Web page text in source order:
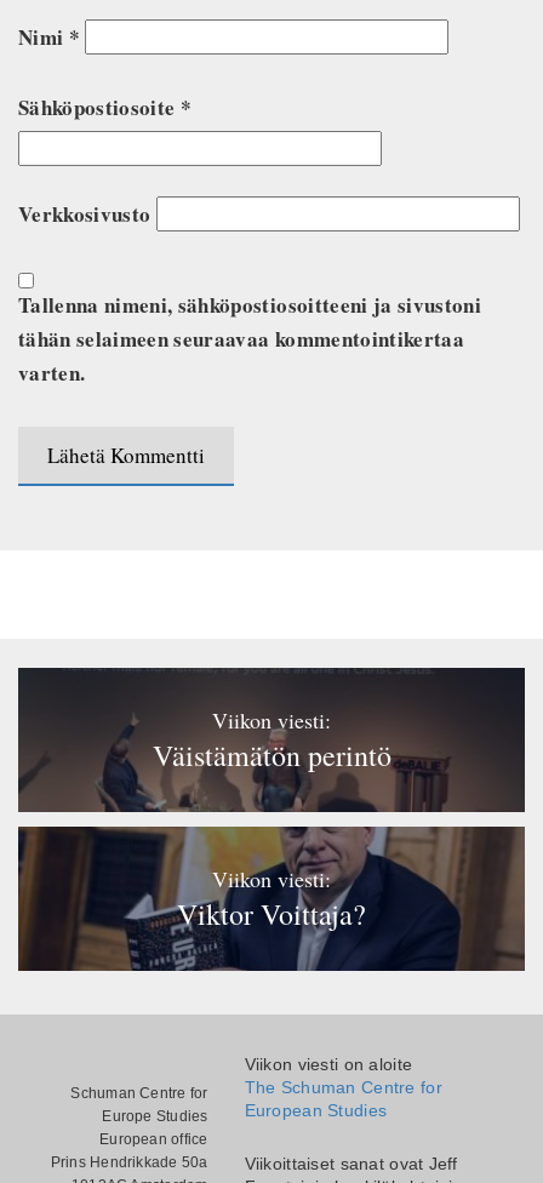
Nimi *
Sähköpostiosoite *
Verkkosivusto
Tallenna nimeni, sähköpostiosoitteeni ja sivustoni
tähän selaimeen seuraavaa kommentointikertaa
varten.
Viikon viesti:
Väistämätön perintö
Viikon viesti:
Viktor Voittaja?
Schuman Centre for
Europe Studies
European office
Prins Hendrikkade 50a
Viikon viesti on aloite
The Schuman Centre for
European Studies
Viikoittaiset sanat ovat Jeff